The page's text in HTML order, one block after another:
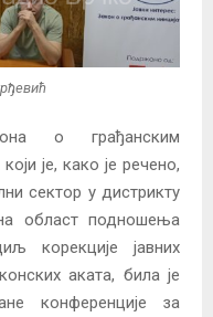
о грађанским
је, како је речено,
сектор у дистрикту
област подношења
корекције јавних
аката, била је
конференције за